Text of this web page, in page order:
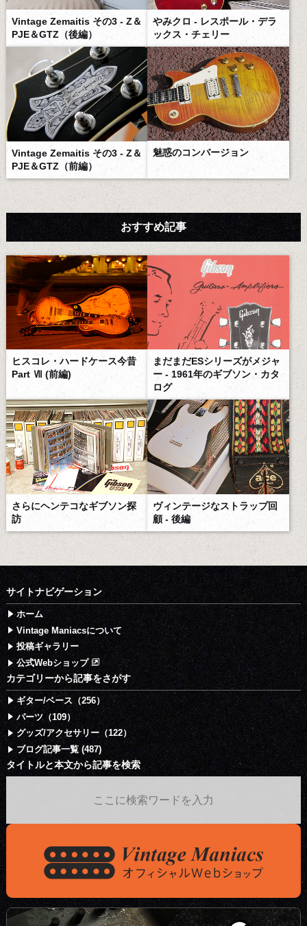
Vintage Zemaitis その3 - Z＆
PJE＆GTZ（後編）
やみクロ - レスポール・デラ
ックス・チェリー
Vintage Zemaitis その3 - Z＆
PJE＆GTZ（前編）
魅惑のコンバージョン
おすすめ記事
ヒスコレ・ハードケース今昔
Part Ⅶ (前編)
まだまだESシリーズがメジャ
ー - 1961年のギブソン・カタ
ログ
さらにヘンテコなギブソン探
訪
ヴィンテージなストラップ回
顧 - 後編
サイトナビゲーション
ホーム
Vintage Maniacsについて
投稿ギャラリー
公式Webショップ
カテゴリーから記事をさがす
ギター/ベース（256）
パーツ（109）
グッズ/アクセサリー（122）
ブログ記事一覧 (487)
タイトルと本文から記事を検索